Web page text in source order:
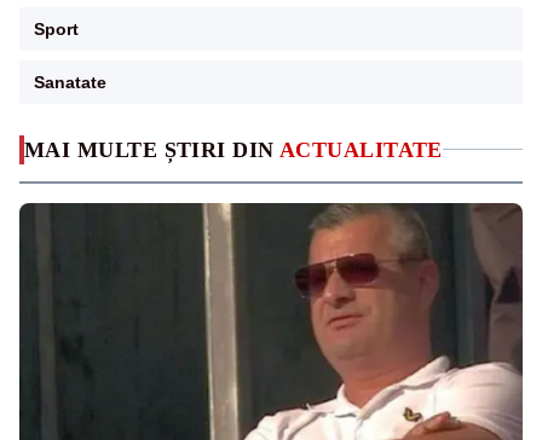
MAI MULTE ȘTIRI DIN ACTUALITATE
Sport
Sanatate